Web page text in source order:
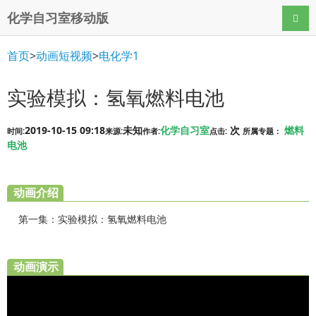
化学自习室移动版 导航
首页>动画短视频>电化学1
实验模拟：氢氧燃料电池
时间:2019-10-15 09:18来源:未知作者:化学自习室点击: 次 所属专题： 燃料
电池
动画介绍
第一集：实验模拟：氢氧燃料电池
动画演示